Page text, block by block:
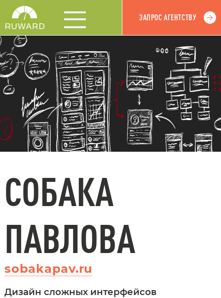
ЗАПРОС АГЕНТСТВУ
СОБАКА
ПАВЛОВА
sobakapav.ru
Дизайн сложных интерфейсов